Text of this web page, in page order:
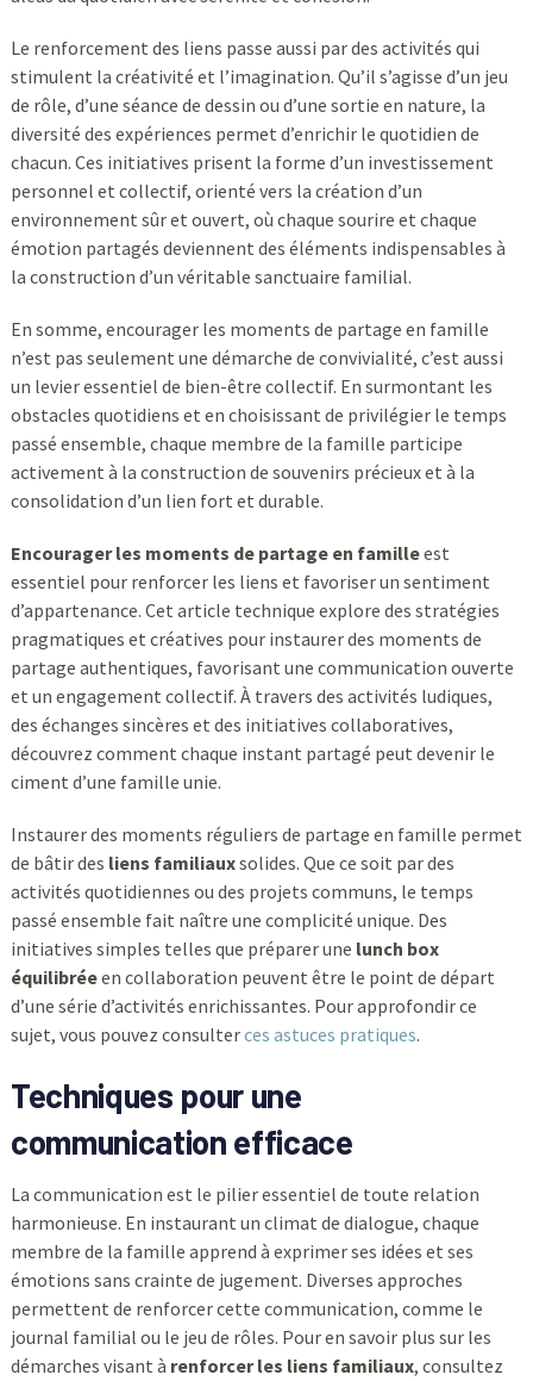
Le renforcement des liens passe aussi par des activités qui
stimulent la créativité et l’imagination. Qu’il s’agisse d’un jeu
de rôle, d’une séance de dessin ou d’une sortie en nature, la
diversité des expériences permet d’enrichir le quotidien de
chacun. Ces initiatives prisent la forme d’un investissement
personnel et collectif, orienté vers la création d’un
environnement sûr et ouvert, où chaque sourire et chaque
émotion partagés deviennent des éléments indispensables à
la construction d’un véritable sanctuaire familial.
En somme, encourager les moments de partage en famille
n’est pas seulement une démarche de convivialité, c’est aussi
un levier essentiel de bien-être collectif. En surmontant les
obstacles quotidiens et en choisissant de privilégier le temps
passé ensemble, chaque membre de la famille participe
activement à la construction de souvenirs précieux et à la
consolidation d’un lien fort et durable.
Encourager les moments de partage en familleest
essentiel pour renforcer les liens et favoriser un sentiment
d’appartenance. Cet article technique explore des stratégies
pragmatiques et créatives pour instaurer des moments de
partage authentiques, favorisant une communication ouverte
et un engagement collectif. À travers des activités ludiques,
des échanges sincères et des initiatives collaboratives,
découvrez comment chaque instant partagé peut devenir le
ciment d’une famille unie.
Instaurer des moments réguliers de partage en famille permet
de bâtir des liens familiauxsolides. Que ce soit par des
activités quotidiennes ou des projets communs, le temps
passé ensemble fait naître une complicité unique. Des
initiatives simples telles que préparer une lunch box
équilibréeen collaboration peuvent être le point de départ
d’une série d’activités enrichissantes. Pour approfondir ce
sujet, vous pouvez consulterces astuces pratiques.
Techniques pour une
communication efficace
La communication est le pilier essentiel de toute relation
harmonieuse. En instaurant un climat de dialogue, chaque
membre de la famille apprend à exprimer ses idées et ses
émotions sans crainte de jugement. Diverses approches
permettent de renforcer cette communication, comme le
journal familial ou le jeu de rôles. Pour en savoir plus sur les
démarches visant à renforcer les liens familiaux, consultez